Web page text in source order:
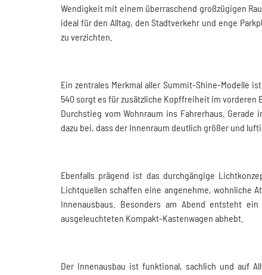
Wendigkeit mit einem überraschend großzügigen
ideal für den Alltag, den Stadtverkehr und enge
zu verzichten.
Ein zentrales Merkmal aller Summit-Shine-Modelle
540 sorgt es für zusätzliche Kopffreiheit im
Durchstieg vom Wohnraum ins Fahrerhaus.
dazu bei, dass der Innenraum deutlich größer und
Ebenfalls prägend ist das durchgängige
Lichtquellen schaffen eine angenehme, wohnliche
Innenausbaus. Besonders am Abend entsteht
ausgeleuchteten Kompakt-Kastenwagen abhebt.
Der Innenausbau ist funktional, sachlich und auf